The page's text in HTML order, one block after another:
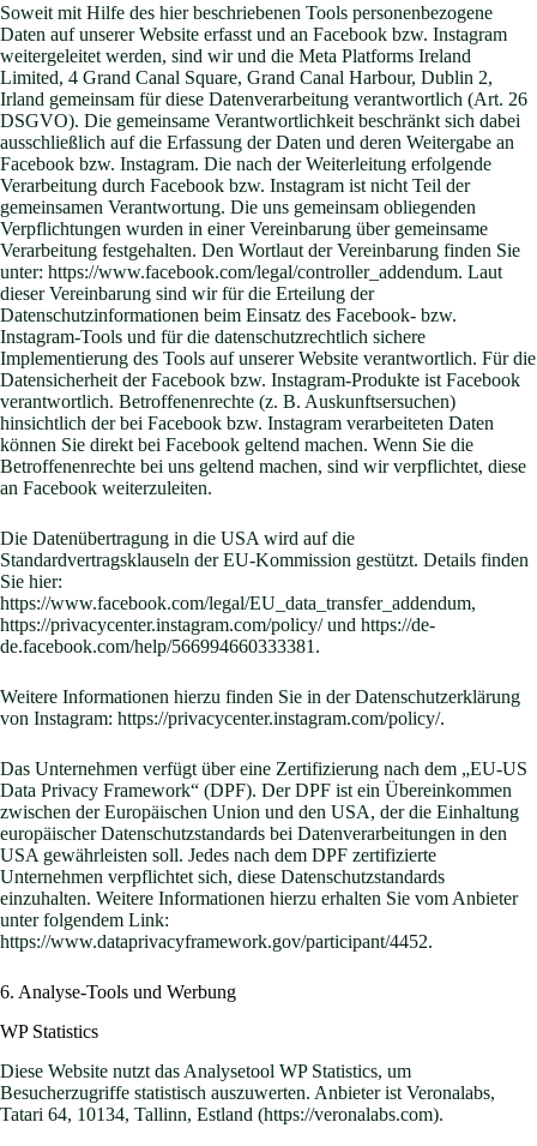
Soweit mit Hilfe des hier beschriebenen Tools personenbezogene
Daten auf unserer Website erfasst und an Facebook bzw. Instagram
weitergeleitet werden, sind wir und die Meta Platforms Ireland
Limited, 4 Grand Canal Square, Grand Canal Harbour, Dublin 2,
Irland gemeinsam für diese Datenverarbeitung verantwortlich (Art. 26
DSGVO). Die gemeinsame Verantwortlichkeit beschränkt sich dabei
ausschließlich auf die Erfassung der Daten und deren Weitergabe an
Facebook bzw. Instagram. Die nach der Weiterleitung erfolgende
Verarbeitung durch Facebook bzw. Instagram ist nicht Teil der
gemeinsamen Verantwortung. Die uns gemeinsam obliegenden
Verpflichtungen wurden in einer Vereinbarung über gemeinsame
Verarbeitung festgehalten. Den Wortlaut der Vereinbarung finden Sie
unter: https://www.facebook.com/legal/controller_addendum. Laut
dieser Vereinbarung sind wir für die Erteilung der
Datenschutzinformationen beim Einsatz des Facebook- bzw.
Instagram-Tools und für die datenschutzrechtlich sichere
Implementierung des Tools auf unserer Website verantwortlich. Für die
Datensicherheit der Facebook bzw. Instagram-Produkte ist Facebook
verantwortlich. Betroffenenrechte (z. B. Auskunftsersuchen)
hinsichtlich der bei Facebook bzw. Instagram verarbeiteten Daten
können Sie direkt bei Facebook geltend machen. Wenn Sie die
Betroffenenrechte bei uns geltend machen, sind wir verpflichtet, diese
an Facebook weiterzuleiten.
Die Datenübertragung in die USA wird auf die
Standardvertragsklauseln der EU-Kommission gestützt. Details finden
Sie hier:
https://www.facebook.com/legal/EU_data_transfer_addendum,
https://privacycenter.instagram.com/policy/und https://de-
de.facebook.com/help/566994660333381 .
Weitere Informationen hierzu finden Sie in der Datenschutzerklärung
von Instagram: https://privacycenter.instagram.com/policy/.
Das Unternehmen verfügt über eine Zertifizierung nach dem „EU-US
Data Privacy Framework“ (DPF). Der DPF ist ein Übereinkommen
zwischen der Europäischen Union und den USA, der die Einhaltung
europäischer Datenschutzstandards bei Datenverarbeitungen in den
USA gewährleisten soll. Jedes nach dem DPF zertifizierte
Unternehmen verpflichtet sich, diese Datenschutzstandards
einzuhalten. Weitere Informationen hierzu erhalten Sie vom Anbieter
unter folgendem Link:
https://www.dataprivacyframework.gov/participant/4452.
6. Analyse-Tools und Werbung
WP Statistics
Diese Website nutzt das Analysetool WP Statistics, um
Besucherzugriffe statistisch auszuwerten. Anbieter ist Veronalabs,
Tatari 64, 10134, Tallinn, Estland (https://veronalabs.com).